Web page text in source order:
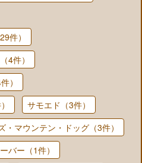
件）
4件）
）
サモエド（3件）
・マウンテン・ドッグ（3件）
バー（1件）